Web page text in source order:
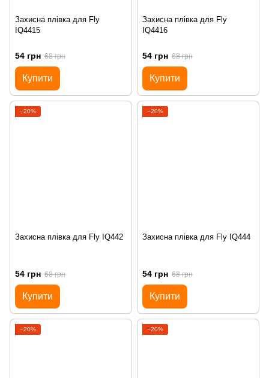
Захисна плівка для Fly
IQ4415
54 грн 68 грн
Купити
Захисна плівка для Fly
IQ4416
54 грн 68 грн
Купити
−20%
Захисна плівка для Fly IQ442
54 грн 68 грн
Купити
−20%
Захисна плівка для Fly IQ444
54 грн 68 грн
Купити
−20% −20%